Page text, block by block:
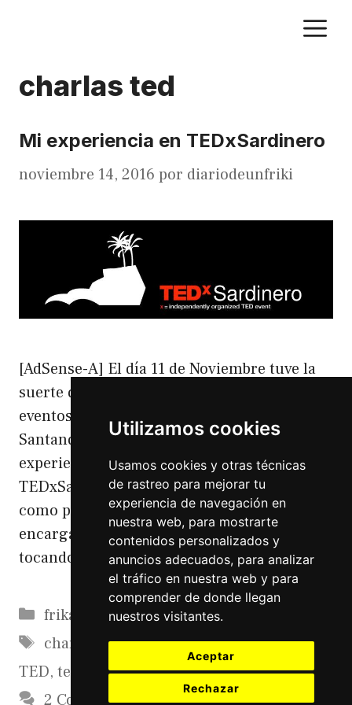
Utilizamos cookies
Usamos cookies y otras técnicas
de rastreo para mejorar tu
experiencia de navegación en
nuestra web, para mostrarte
contenidos personalizados y
anuncios adecuados, para analizar
el tráfico en nuestra web y para
comprender de donde llegan
nuestros visitantes.
Aceptar
Rechazar
charlas ted
Mi experiencia en TEDxSardinero
noviembre 14, 2016 por diariodeunfriki
[AdSense-A] El día 11 de Noviembre tuve la
suerte de participar en unos de los primeros
eventos Tedx que se celebraban en
Santander. Aquí os voy a intentar plasmar mi
experiencia en TEDxSardinero
TEDxSardinero Los eventos Tedx tienen
como padre a la organización TED que se
encarga de realizar charlas y congresos
tocando una serie variopinta de …Leer más
Categorías
frikadas
Etiquetas
charlas ted,charlas tedx,santander,
TED, tedx
TedxSardinero
2 Comments